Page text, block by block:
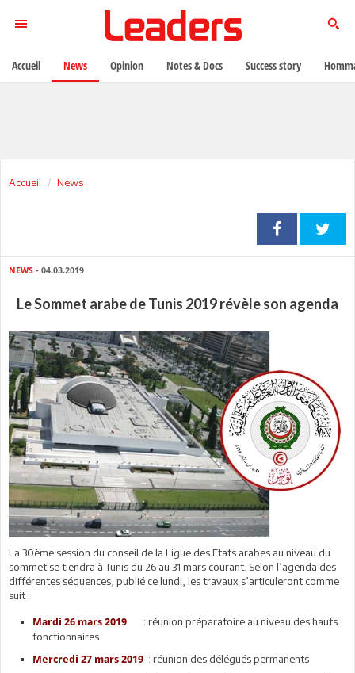
Accueil News
NEWS - 04.03.2019
Le Sommet arabe de Tunis 2019 révèle son agenda
La 30ème session du conseil de la Ligue des Etats arabes au niveau du
sommet se tiendra à Tunis du 26 au 31 mars courant. Selon l’agenda des
différentes séquences, publié ce lundi, les travaux s’articuleront comme
suit :
Mardi 26 mars 2019
: réunion préparatoire au niveau des hauts
fonctionnaires
Mercredi 27 mars 2019 : réunion des délégués permanents
Accueil News Opinion Notes & Docs Success story